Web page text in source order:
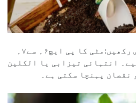
انتہائی تیزابی یا الکلین
نقصان پہنچا سکتی ہے۔